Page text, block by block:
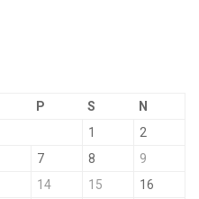
P S N
1
2
7 8
9
14 15
16